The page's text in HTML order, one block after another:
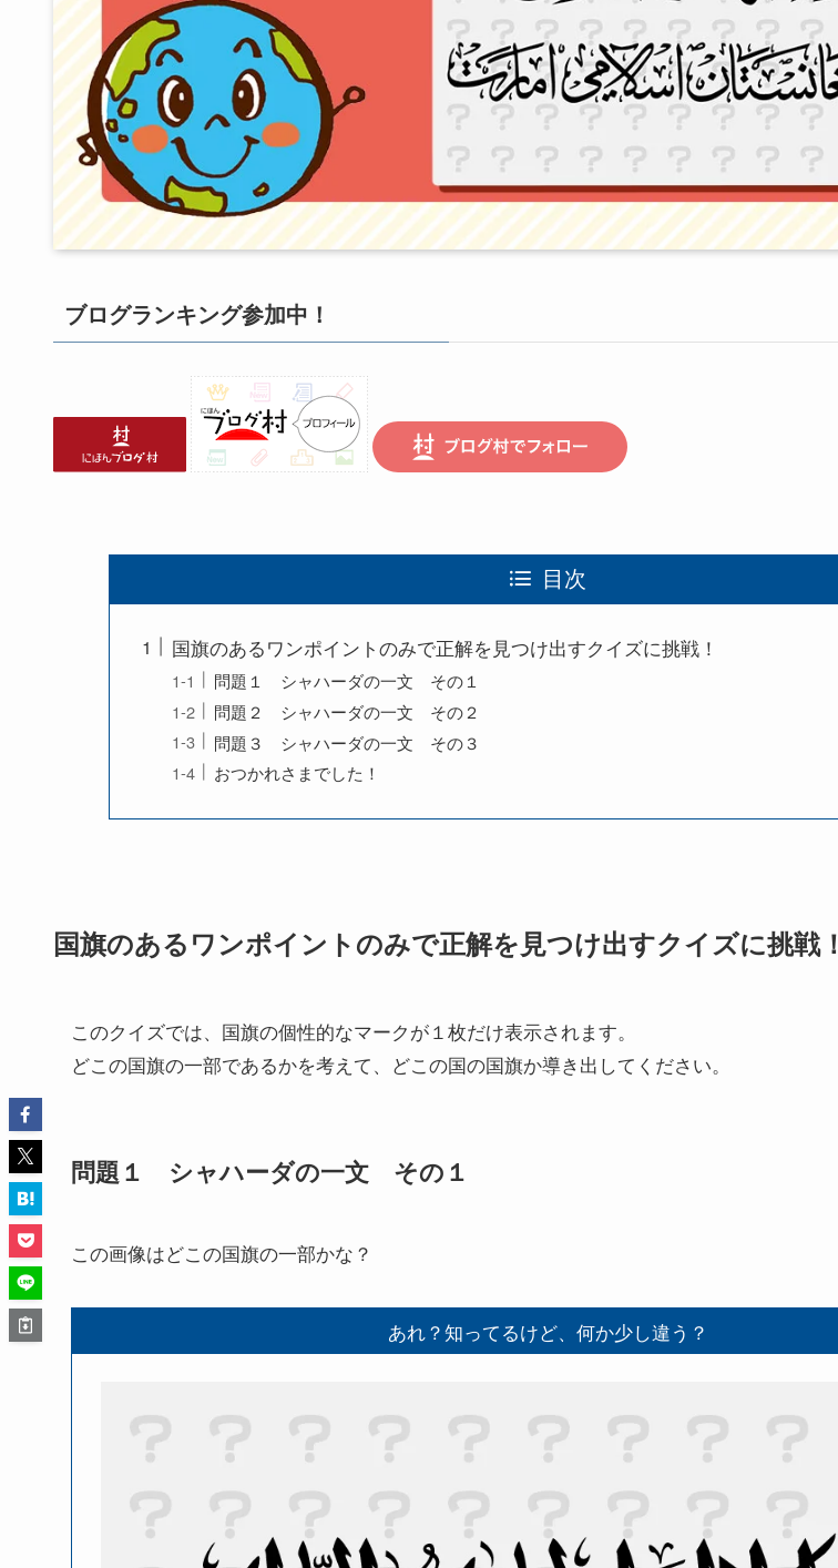
ブログランキング参加中！
目次
国旗のあるワンポイントのみで正解を見つけ出すクイズに挑戦！
問題１ シャハーダの一文 その１
問題２ シャハーダの一文 その２
問題３ シャハーダの一文 その３
おつかれさまでした！
国旗のあるワンポイントのみで正解を見つけ出すクイズに挑戦！
このクイズでは、国旗の個性的なマークが１枚だけ表示されます。
どこの国旗の一部であるかを考えて、どこの国の国旗か導き出してください。
問題１ シャハーダの一文 その１
この画像はどこの国旗の一部かな？
あれ？知ってるけど、何か少し違う？